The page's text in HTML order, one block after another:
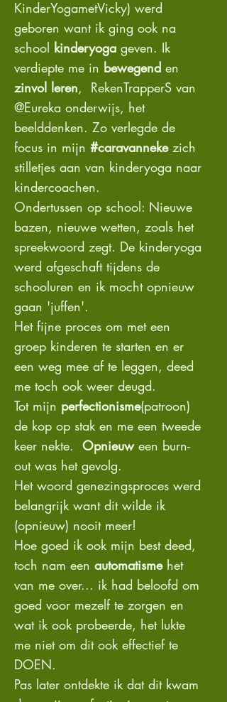
KinderYogametVicky) werd
geboren want ik ging ook na
school kinderyoga geven. Ik
verdiepte me in bewegend en
zinvol leren, RekenTrapperS van
@Eureka onderwijs, het
beelddenken. Zo verlegde de
focus in mijn #caravannekezich
stilletjes aan van kinderyoga naar
kindercoachen.
Ondertussen op school: Nieuwe
bazen, nieuwe wetten, zoals het
spreekwoord zegt. De kinderyoga
werd afgeschaft tijdens de
schooluren en ik mocht opnieuw
gaan 'juffen'.
Het fijne proces om met een
groep kinderen te starten en er
een weg mee af te leggen, deed
me toch ook weer deugd.
Tot mijn perfectionisme(patroon)
de kop op stak en me een tweede
keer nekte. Opnieuw een burn-
out was het gevolg.
Het woord genezingsproces werd
belangrijk want dit wilde ik
(opnieuw) nooit meer!
Hoe goed ik ook mijn best deed,
toch nam een automatisme het
van me over... ik had beloofd om
goed voor mezelf te zorgen en
wat ik ook probeerde, het lukte
me niet om dit ook effectief te
DOEN.
Pas later ontdekte ik dat dit kwam